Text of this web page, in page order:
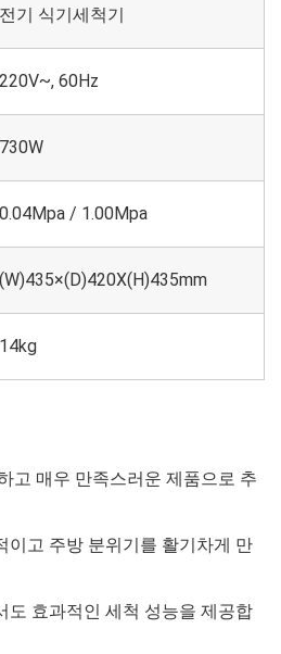
전기 식기세척기
220V~, 60Hz
730W
0.04Mpa / 1.00Mpa
(W)435×(D)420X(H)435mm
14kg
고 매우 만족스러운 제품으로 추
이고 주방 분위기를 활기차게 만
도 효과적인 세척 성능을 제공합